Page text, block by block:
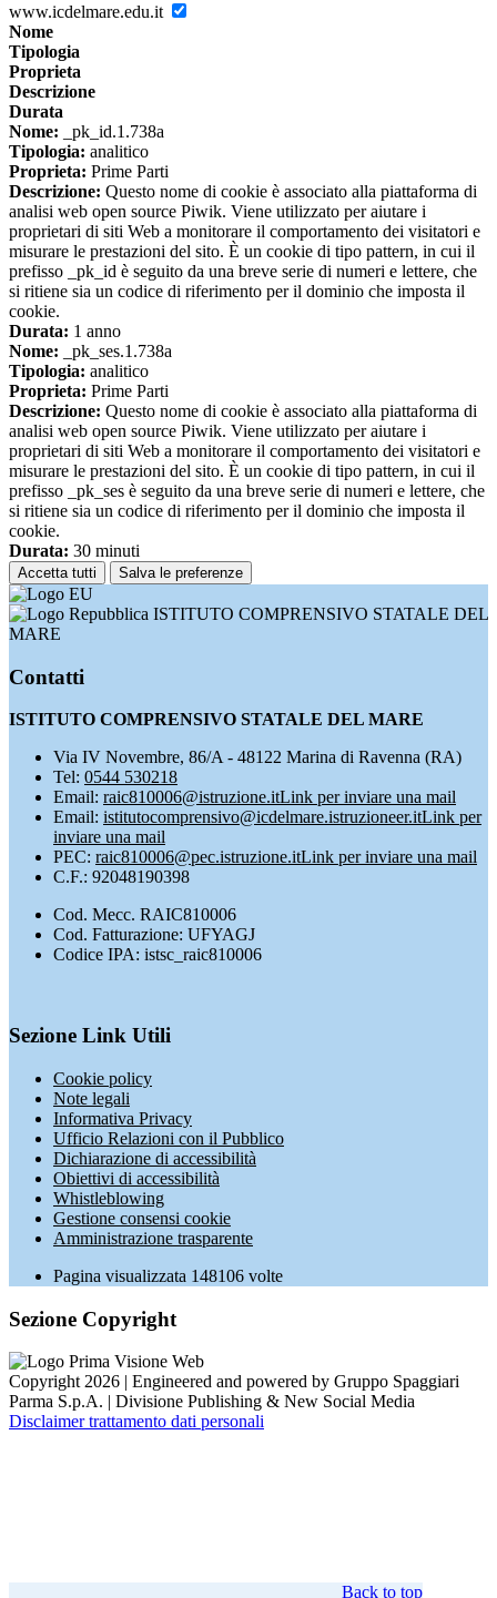
www.icdelmare.edu.it
Nome
Tipologia
Proprieta
Descrizione
Durata
Nome: _pk_id.1.738a
Tipologia: analitico
Proprieta: Prime Parti
Descrizione: Questo nome di cookie è associato alla piattaforma di
analisi web open source Piwik. Viene utilizzato per aiutare i
proprietari di siti Web a monitorare il comportamento dei visitatori e
misurare le prestazioni del sito. È un cookie di tipo pattern, in cui il
prefisso _pk_id è seguito da una breve serie di numeri e lettere, che
si ritiene sia un codice di riferimento per il dominio che imposta il
cookie.
Durata: 1 anno
Nome: _pk_ses.1.738a
Tipologia: analitico
Proprieta: Prime Parti
Descrizione: Questo nome di cookie è associato alla piattaforma di
analisi web open source Piwik. Viene utilizzato per aiutare i
proprietari di siti Web a monitorare il comportamento dei visitatori e
misurare le prestazioni del sito. È un cookie di tipo pattern, in cui il
prefisso _pk_ses è seguito da una breve serie di numeri e lettere, che
si ritiene sia un codice di riferimento per il dominio che imposta il
cookie.
Durata: 30 minuti
Accetta tutti Salva le preferenze
ISTITUTO COMPRENSIVO STATALE DEL
MARE
Contatti
ISTITUTO COMPRENSIVO STATALE DEL MARE
Via IV Novembre, 86/A - 48122 Marina di Ravenna (RA)
Tel: 0544 530218
Email: raic810006@istruzione.itLink per inviare una mail
Email: istitutocomprensivo@icdelmare.istruzioneer.itLink per
inviare una mail
PEC: raic810006@pec.istruzione.itLink per inviare una mail
C.F.: 92048190398
Cod. Mecc. RAIC810006
Cod. Fatturazione: UFYAGJ
Codice IPA: istsc_raic810006
Sezione Link Utili
Cookie policy
Note legali
Informativa Privacy
Ufficio Relazioni con il Pubblico
Dichiarazione di accessibilità
Obiettivi di accessibilità
Whistleblowing
Gestione consensi cookie
Amministrazione trasparente
Pagina visualizzata 148106 volte
Sezione Copyright
Copyright 2026 | Engineered and powered by Gruppo Spaggiari
Parma S.p.A. | Divisione Publishing & New Social Media
Disclaimer trattamento dati personali
Back to top